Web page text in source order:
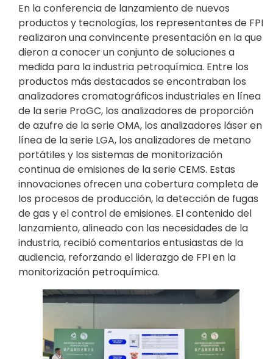
En la conferencia de lanzamiento de nuevos
productos y tecnologías, los representantes de FPI
realizaron una convincente presentación en la que
dieron a conocer un conjunto de soluciones a
medida para la industria petroquímica. Entre los
productos más destacados se encontraban los
analizadores cromatográficos industriales en línea
de la serie ProGC, los analizadores de proporción
de azufre de la serie OMA, los analizadores láser en
línea de la serie LGA, los analizadores de metano
portátiles y los sistemas de monitorización
continua de emisiones de la serie CEMS. Estas
innovaciones ofrecen una cobertura completa de
los procesos de producción, la detección de fugas
de gas y el control de emisiones. El contenido del
lanzamiento, alineado con las necesidades de la
industria, recibió comentarios entusiastas de la
audiencia, reforzando el liderazgo de FPI en la
monitorización petroquímica.